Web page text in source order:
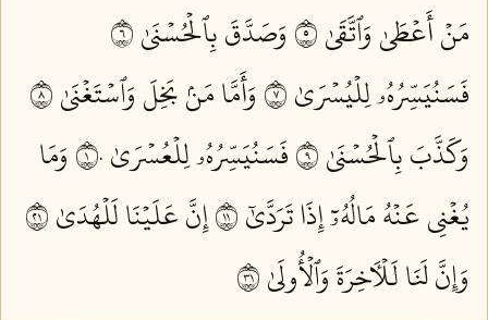
مَنۡ أَعۡطَىٰ وَٱتَّقَىٰ ٥
وَصَدَّقَ بِٱلۡحُسۡنَىٰ ٦
فَسَنُيَسِّرُهُۥ لِلۡيُسۡرَىٰ ٧
وَأَمَّا مَنۢ بَخِلَ وَٱسۡتَغۡنَىٰ ٨
وَكَذَّبَ بِٱلۡحُسۡنَىٰ ٩
فَسَنُيَسِّرُهُۥ لِلۡعُسۡرَىٰ ١٠
وَمَا
يُغۡنِي عَنۡهُ مَالُهُۥٓ إِذَا تَرَدَّىٰٓ ١١
إِنَّ عَلَيۡنَا لَلۡهُدَىٰ ١٢
وَإِنَّ لَنَا لَلۡأٓخِرَةَ وَٱلۡأُولَىٰ ١٣